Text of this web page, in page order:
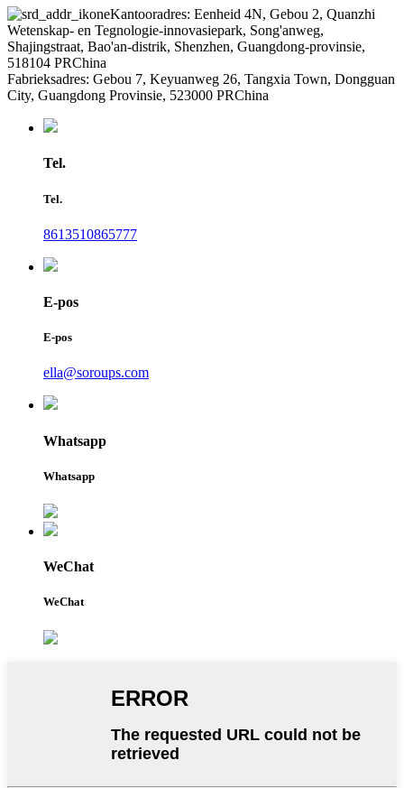
Kantooradres: Eenheid 4N, Gebou 2, Quanzhi
Wetenskap- en Tegnologie-innovasiepark, Song'anweg,
Shajingstraat, Bao'an-distrik, Shenzhen, Guangdong-provinsie,
518104 PRChina
Fabrieksadres: Gebou 7, Keyuanweg 26, Tangxia Town, Dongguan
City, Guangdong Provinsie, 523000 PRChina
Tel.
Tel.
8613510865777
E-pos
E-pos
ella@soroups.com
Whatsapp
Whatsapp
WeChat
WeChat